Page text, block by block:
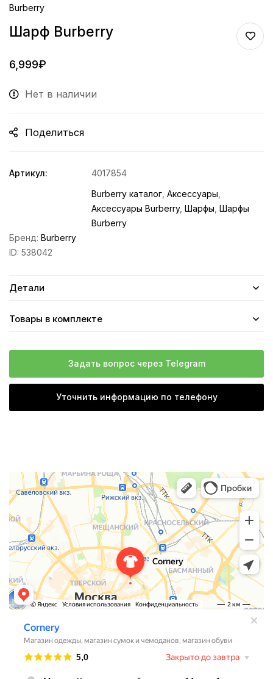
Burberry
Шарф Burberry
6,999₽
Нет в наличии
Поделиться
Артикул:
4017854
Burberry каталог Аксессуары
Аксессуары Burberry, Шарфы Шарфы
Burberry
Бренд: Burberry
ID: 538042
Детали
Товары в комплекте
Задать вопрос через Telegram
Уточнить информацию по телефону